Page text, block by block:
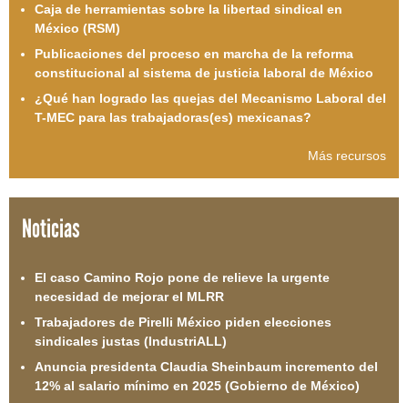
Caja de herramientas sobre la libertad sindical en
México (RSM)
Publicaciones del proceso en marcha de la reforma
constitucional al sistema de justicia laboral de México
¿Qué han logrado las quejas del Mecanismo Laboral del
T-MEC para las trabajadoras(es) mexicanas?
Más recursos
Noticias
El caso Camino Rojo pone de relieve la urgente
necesidad de mejorar el MLRR
Trabajadores de Pirelli México piden elecciones
sindicales justas (IndustriALL)
Anuncia presidenta Claudia Sheinbaum incremento del
12% al salario mínimo en 2025 (Gobierno de México)